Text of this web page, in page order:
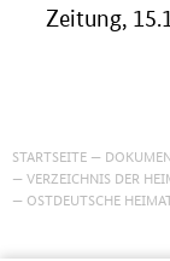
Zeitung,
STARTSEITE
VERZEICHNIS DER
OSTDEUTSCHE